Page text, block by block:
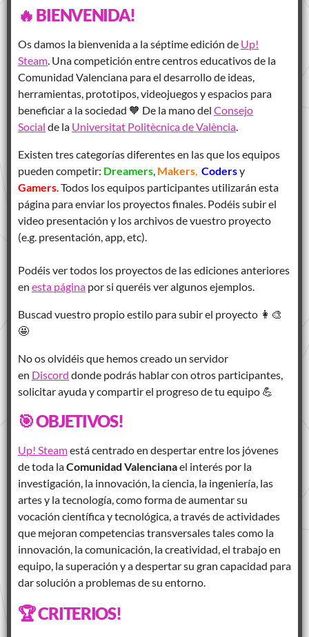
🔥 BIENVENIDA!
Os damos la bienvenida a la séptime edición de Up!
Steam. Una competición entre centros educativos de la
Comunidad Valenciana para el desarrollo de ideas,
herramientas, prototipos, videojuegos y espacios para
beneficiar a la sociedad 🧡 De la mano del Consejo
Social de la Universitat Politècnica de València.
Existen tres categorías diferentes en las que los equipos
pueden competir: Dreamers, Makers, Codersy
Gamers. Todos los equipos participantes utilizarán esta
página para enviar los proyectos finales. Podéis subir el
video presentación y los archivos de vuestro proyecto
(e.g. presentación, app, etc).
Podéis ver todos los proyectos de las ediciones anteriores
en esta página por si queréis ver algunos ejemplos.
Buscad vuestro propio estilo para subir el proyecto 👩‍🎨
🤩
No os olvidéis que hemos creado un servidor
en Discord donde podrás hablar con otros participantes,
solicitar ayuda y compartir el progreso de tu equipo 💪
🎯 OBJETIVOS!
Up! Steamestá centrado en despertar entre los jóvenes
de toda laComunidad Valencianael interés por la
investigación, la innovación, la ciencia, la ingeniería, las
artes y la tecnología, como forma de aumentar su
vocación científica y tecnológica, a través de actividades
que mejoran competencias transversales tales como la
innovación, la comunicación, la creatividad, el trabajo en
equipo, la superación y a despertar su gran capacidad para
dar solución a problemas de su entorno.
🏆 CRITERIOS!